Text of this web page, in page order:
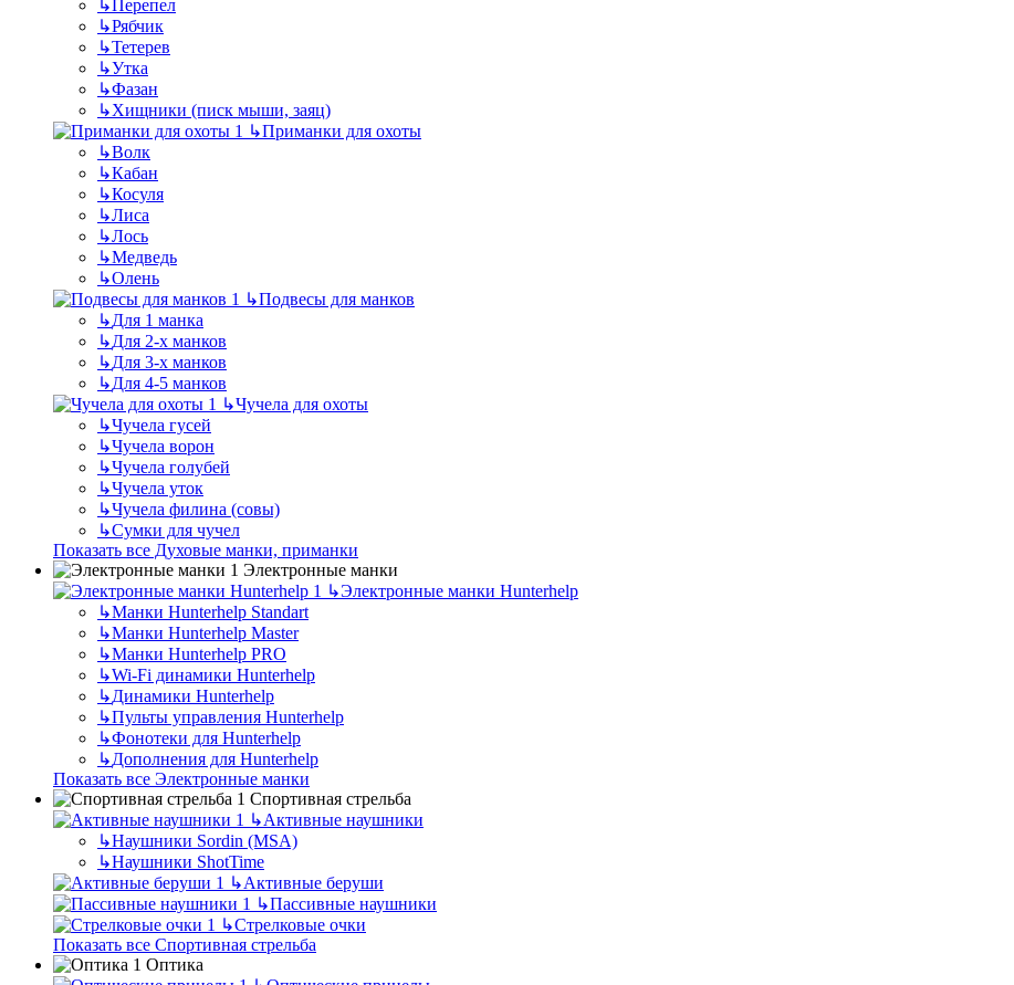
↳Перепел
↳Рябчик
↳Тетерев
↳Утка
↳Фазан
↳Хищники (писк мыши, заяц)
↳Приманки для охоты
↳Волк
↳Кабан
↳Косуля
↳Лиса
↳Лось
↳Медведь
↳Олень
↳Подвесы для манков
↳Для 1 манка
↳Для 2-х манков
↳Для 3-х манков
↳Для 4-5 манков
↳Чучела для охоты
↳Чучела гусей
↳Чучела ворон
↳Чучела голубей
↳Чучела уток
↳Чучела филина (совы)
↳Сумки для чучел
Показать все Духовые манки, приманки
Электронные манки
↳Электронные манки Hunterhelp
↳Манки Hunterhelp Standart
↳Манки Hunterhelp Master
↳Манки Hunterhelp PRO
↳Wi-Fi динамики Hunterhelp
↳Динамики Hunterhelp
↳Пульты управления Hunterhelp
↳Фонотеки для Hunterhelp
↳Дополнения для Hunterhelp
Показать все Электронные манки
Спортивная стрельба
↳Активные наушники
↳Наушники Sordin (MSA)
↳Наушники ShotTime
↳Активные беруши
↳Пассивные наушники
↳Стрелковые очки
Показать все Спортивная стрельба
Оптика